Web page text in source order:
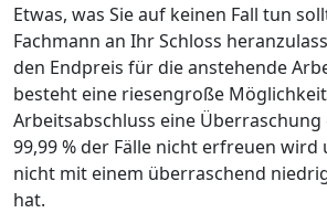
Etwas, was Sie auf keinen Fall tun
Fachmann an Ihr Schloss
den Endpreis für die anstehende
besteht eine riesengroße
Arbeitsabschluss eine
99,99 % der Fälle nicht erfreuen
nicht mit einem überraschend
hat.